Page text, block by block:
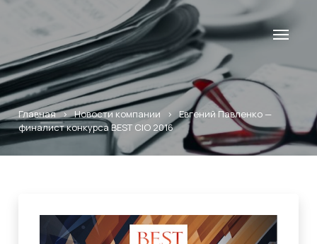
Главная>Новости компании >Евгений Павленко —
финалист конкурса BEST CIO 2016